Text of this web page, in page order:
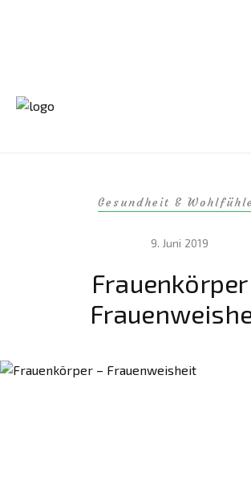
Gesundheit &
9. Juni 2019